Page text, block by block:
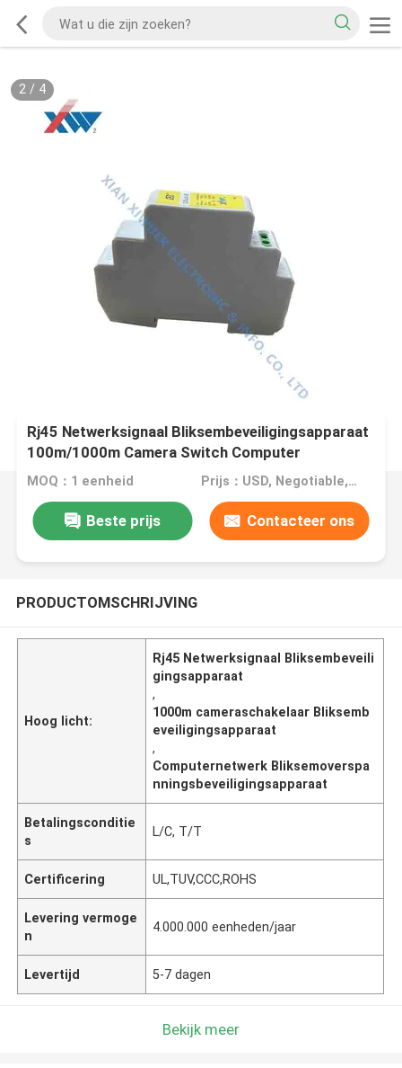
2/ 4
Rj45 Netwerksignaal Bliksembeveiligingsapparaat
100m/1000m Camera Switch Computer
MOQ：1 eenheid Prijs：USD, Negotiable, unit
Beste prijs Contacteer ons
PRODUCTOMSCHRIJVING
Hoog licht:
Rj45 Netwerksignaal Bliksembeveili
gingsapparaat
,
1000m cameraschakelaar Bliksemb
eveiligingsapparaat
,
Computernetwerk Bliksemoverspa
nningsbeveiligingsapparaat
Betalingsconditie
s
L/C, T/T
Certificering UL,TUV,CCC,ROHS
Levering vermoge
n
4.000.000 eenheden/jaar
Levertijd 5-7 dagen
Bekijk meer